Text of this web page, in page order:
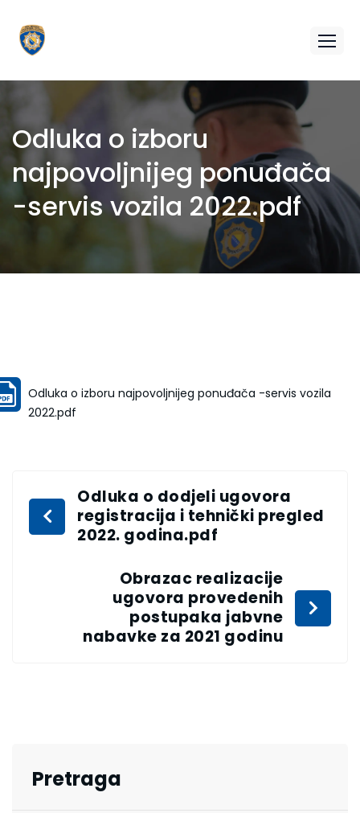
Odluka o izboru
najpovoljnijeg ponuđača
-servis vozila 2022.pdf
Odluka o izboru najpovoljnijeg ponuđača -servis vozila
2022.pdf
Odluka o dodjeli ugovora
registracija i tehnički pregled
2022. godina.pdf
Obrazac realizacije
ugovora provedenih
postupaka jabvne
nabavke za 2021 godinu
Pretraga